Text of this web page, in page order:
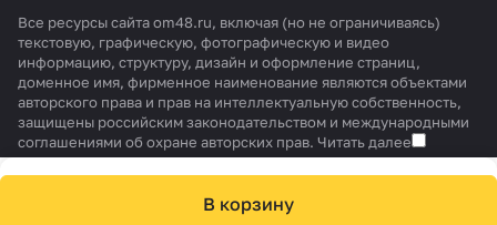
В корзину
Все ресурсы сайта om48.ru, включая (но не ограничиваясь)
текстовую, графическую, фотографическую и видео
информацию, структуру, дизайн и оформление страниц,
доменное имя, фирменное наименование являются объектами
авторского права и прав на интеллектуальную собственность,
защищены российским законодательством и международными
соглашениями об охране авторских прав. Читать далее